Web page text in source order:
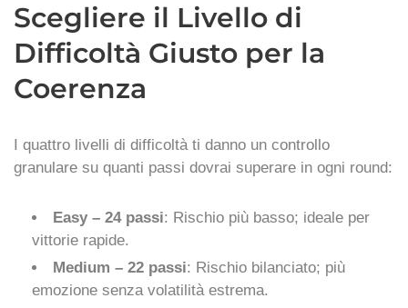
Scegliere il Livello di
Difficoltà Giusto per la
Coerenza
I quattro livelli di difficoltà ti danno un controllo
granulare su quanti passi dovrai superare in ogni round:
Easy – 24 passi: Rischio più basso; ideale per
vittorie rapide.
Medium – 22 passi: Rischio bilanciato; più
emozione senza volatilità estrema.